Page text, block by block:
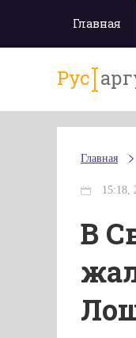
Главная
Рус
Главная
15:18,
В